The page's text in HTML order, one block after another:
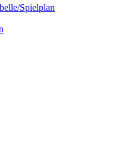
Spielplan